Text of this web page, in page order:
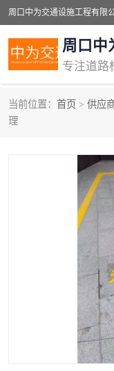
周口中
当前位置： 首页 > 供应
理
道路标线划线